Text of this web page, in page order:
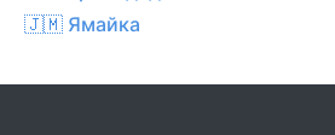
🇯🇲 Ямайка